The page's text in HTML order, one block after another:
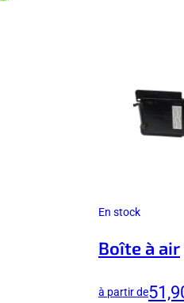
En stock
Boîte à air
à partir de